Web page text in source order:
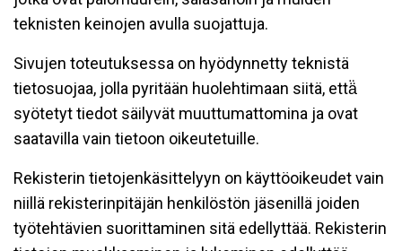
teknisten keinojen avulla suojattuja.
Sivujen toteutuksessa on hyödynnetty teknistä
tietosuojaa, jolla pyritään huolehtimaan siitä, että̈
syötetyt tiedot säilyvät muuttumattomina ja ovat
saatavilla vain tietoon oikeutetuille.
Rekisterin tietojenkäsittelyyn on käyttöoikeudet vain
niillä rekisterinpitäjän henkilöstön jäsenillä joiden
työtehtävien suorittaminen sitä edellyttää. Rekisterin